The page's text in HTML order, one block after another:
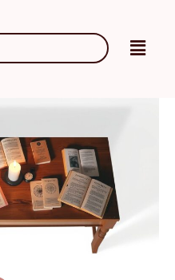
Main
Menu